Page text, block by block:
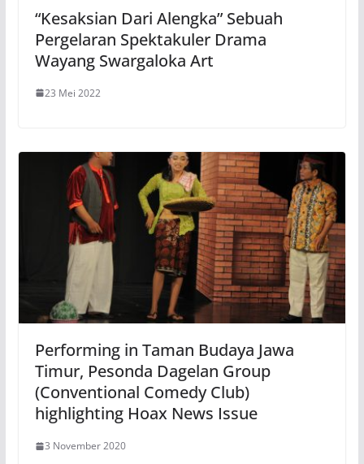
“Kesaksian Dari Alengka” Sebuah
Pergelaran Spektakuler Drama
Wayang Swargaloka Art
23 Mei 2022
Performing in Taman Budaya Jawa
Timur, Pesonda Dagelan Group
(Conventional Comedy Club)
highlighting Hoax News Issue
3 November 2020